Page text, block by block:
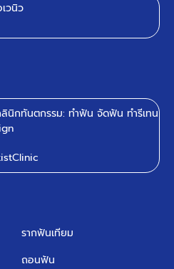
วนิว
นิกทันตกรรม: ทำฟัน จัดฟัน ทำรีเทน
รากฟันเทียม
ถอนฟัน